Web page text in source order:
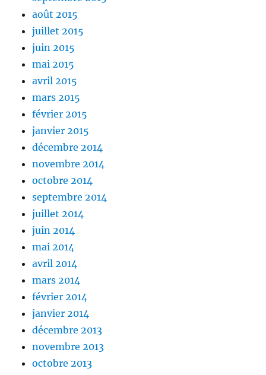
août 2015
juillet 2015
juin 2015
mai 2015
avril 2015
mars 2015
février 2015
janvier 2015
décembre 2014
novembre 2014
octobre 2014
septembre 2014
juillet 2014
juin 2014
mai 2014
avril 2014
mars 2014
février 2014
janvier 2014
décembre 2013
novembre 2013
octobre 2013